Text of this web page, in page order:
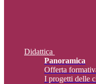
Didattica
Panoramica
Offerta
I progetti delle